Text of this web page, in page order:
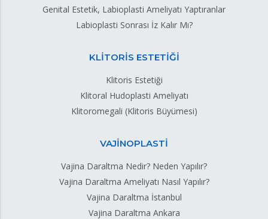
Genital Estetik, Labioplasti Ameliyatı Yaptıranlar
Labioplasti Sonrası İz Kalır Mı?
KLİTORİS ESTETİĞİ
Klitoris Estetiği
Klitoral Hudoplasti Ameliyatı
Klitoromegali (Klitoris Büyümesi)
VAJİNOPLASTİ
Vajina Daraltma Nedir? Neden Yapılır?
Vajina Daraltma Ameliyatı Nasıl Yapılır?
Vajina Daraltma İstanbul
Vajina Daraltma Ankara